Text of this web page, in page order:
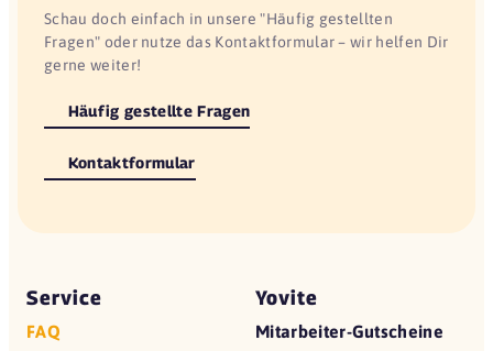
Schau doch einfach in unsere "Häufig gestellten
Fragen" oder nutze das Kontaktformular – wir helfen Dir
gerne weiter!
Häufig gestellte Fragen
Kontaktformular
Service
FAQ
Yovite
Mitarbeiter-Gutscheine